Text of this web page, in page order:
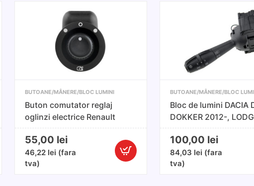
BUTOANE/MÂNERE/BLOC LUMINI
Buton comutator reglaj
oglinzi electrice Renault
55,00 lei
46,22 lei (fara
tva)
Cantitate
BUTOANE/MÂNERE/BLOC
Bloc de lumini DACIA
DOKKER 2012-,
2012-, LOGAN II
SANDERO II 2012-
100,00 lei
84,03 lei (fara
tva)